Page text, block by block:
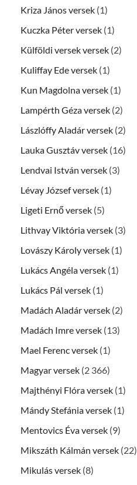
Kriza János versek (1)
Kuczka Péter versek (1)
Külföldi versek versek (2)
Kuliffay Ede versek (1)
Kun Magdolna versek (1)
Lampérth Géza versek (2)
Lászlóffy Aladár versek (2)
Lauka Gusztáv versek (16)
Lendvai István versek (3)
Lévay József versek (1)
Ligeti Ernő versek (5)
Lithvay Viktória versek (3)
Lovászy Károly versek (1)
Lukács Angéla versek (1)
Lukács Pál versek (1)
Madách Aladár versek (2)
Madách Imre versek (13)
Mael Ferenc versek (1)
Magyar versek (2 366)
Majthényi Flóra versek (1)
Mándy Stefánia versek (1)
Mentovics Éva versek (9)
Mikszáth Kálmán versek (22)
Mikulás versek (8)